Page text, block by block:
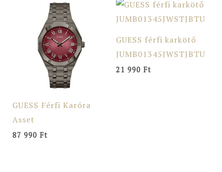
GUESS Férfi Karóra
Asset
87 990 Ft
GUESS férfi karkötő
JUMB01345JWSTJBTU
21 990 Ft